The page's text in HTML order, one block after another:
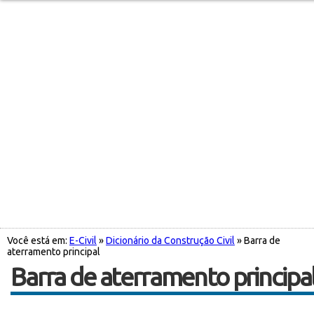
Você está em: E-Civil »Dicionário da Construção Civil » Barra de
aterramento principal
Barra de aterramento